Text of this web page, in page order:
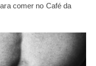
comer no Café da